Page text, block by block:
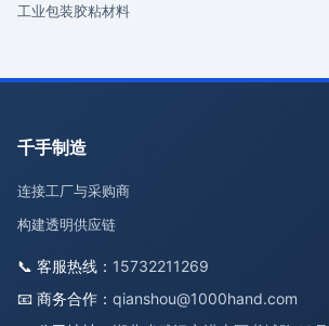
工业包装胶粘材料
千手制造
连接工厂与采购商
构建透明供应链
📞 客服热线： 15732211269
📧 商务合作： qianshou@1000hand.com